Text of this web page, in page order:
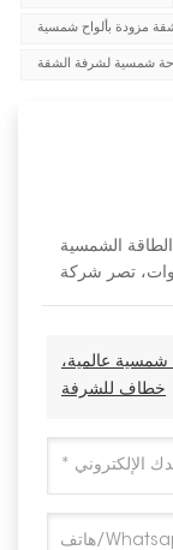
مزودة بألواح شمسية
شمسية لشرفة الشقة
الشمسية
عالمية،
خطاف للشرفة